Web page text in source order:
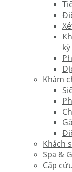
kỳ
Khám
Khách
Spa &
Cấp